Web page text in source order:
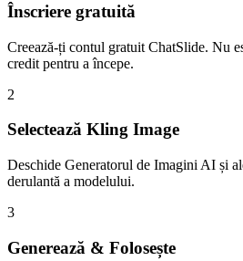
Înscriere gratuită
Creează-ți contul gratuit ChatSlide. Nu
credit pentru a începe.
2
Selectează Kling Image
Deschide Generatorul de Imagini AI și
derulantă a modelului.
3
Generează & Folosește